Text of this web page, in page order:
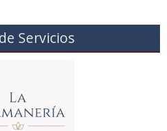
Servicios